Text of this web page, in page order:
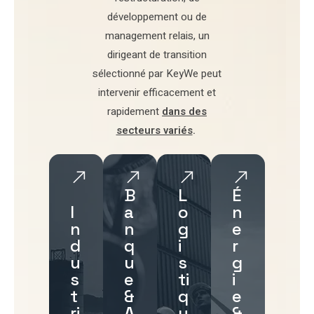
développementou de
management relais, un
dirigeant de transition
sélectionné par KeyWe peut
intervenir efficacement et
rapidement dans des
secteurs variés.
I
n
d
u
s
t
B
a
n
q
u
e
&
L
o
g
i
s
ti
q
É
n
e
r
g
i
e